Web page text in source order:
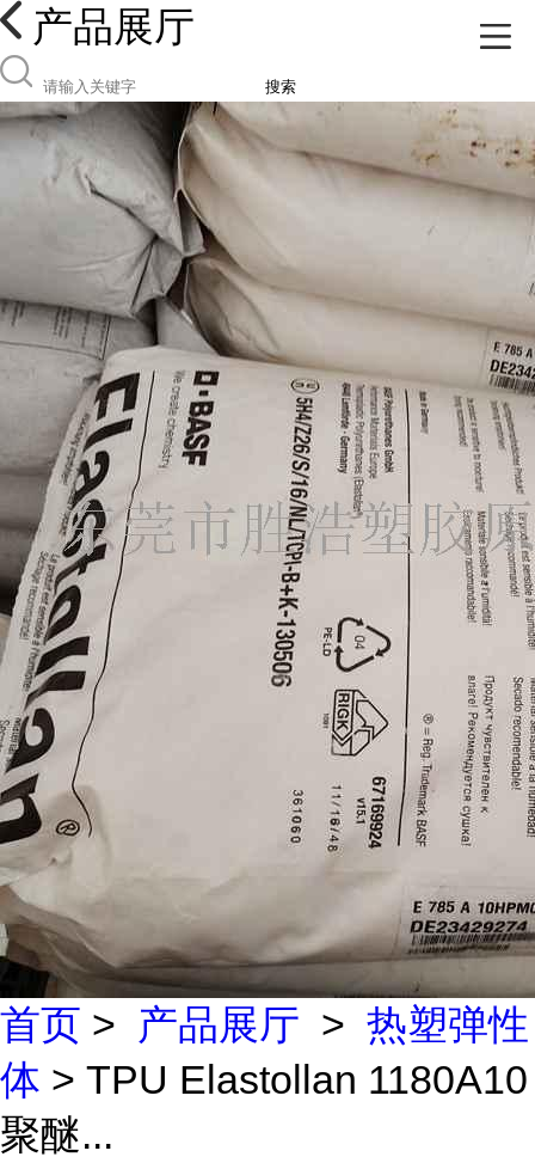
产品展厅
搜索
首页 > 产品展厅 > 热塑弹性
体 > TPU Elastollan 1180A10
聚醚...